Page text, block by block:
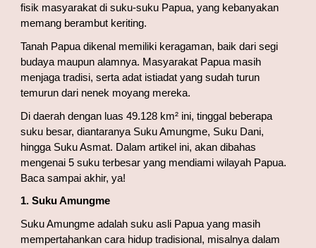
fisik masyarakat di suku-suku Papua, yang kebanyakan
memang berambut keriting.
Tanah Papua dikenal memiliki keragaman, baik dari segi
budaya maupun alamnya. Masyarakat Papua masih
menjaga tradisi, serta adat istiadat yang sudah turun
temurun dari nenek moyang mereka.
Di daerah dengan luas 49.128 km² ini, tinggal beberapa
suku besar, diantaranya Suku Amungme, Suku Dani,
hingga Suku Asmat. Dalam artikel ini, akan dibahas
mengenai 5 suku terbesar yang mendiami wilayah Papua.
Baca sampai akhir, ya!
1. Suku Amungme
Suku Amungme adalah suku asli Papua yang masih
mempertahankan cara hidup tradisional, misalnya dalam